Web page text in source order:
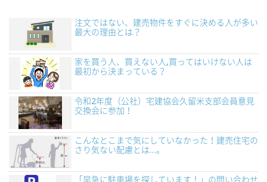
注文ではない、建売物件をすぐに決める人が多い
最大の理由とは？
家を買う人、買えない人,買ってはいけない人は
最初から決まっている？
令和2年度（公社）宅建協会久留米支部会員意見
交換会に参加！
こんなとこまで気にしていなかった！建売住宅の
さり気ない配慮とは…。
「早急に駐車場を探しています！」の問い合わせ